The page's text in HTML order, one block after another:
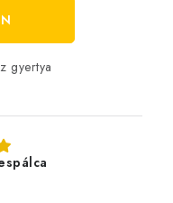
gyertya